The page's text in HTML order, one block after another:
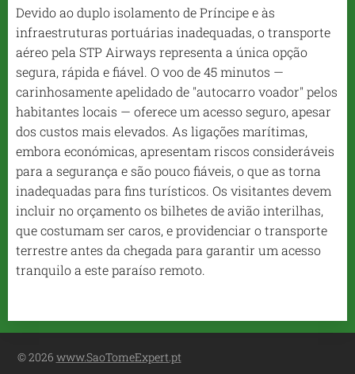
Devido ao duplo isolamento de Príncipe e às
infraestruturas portuárias inadequadas, o transporte
aéreo pela STP Airways representa a única opção
segura, rápida e fiável. O voo de 45 minutos —
carinhosamente apelidado de "autocarro voador" pelos
habitantes locais — oferece um acesso seguro, apesar
dos custos mais elevados. As ligações marítimas,
embora económicas, apresentam riscos consideráveis ​​
para a segurança e são pouco fiáveis, o que as torna
inadequadas para fins turísticos. Os visitantes devem
incluir no orçamento os bilhetes de avião interilhas,
que costumam ser caros, e providenciar o transporte
terrestre antes da chegada para garantir um acesso
tranquilo a este paraíso remoto.
© 2026 www.SaoTomeExpert.pt